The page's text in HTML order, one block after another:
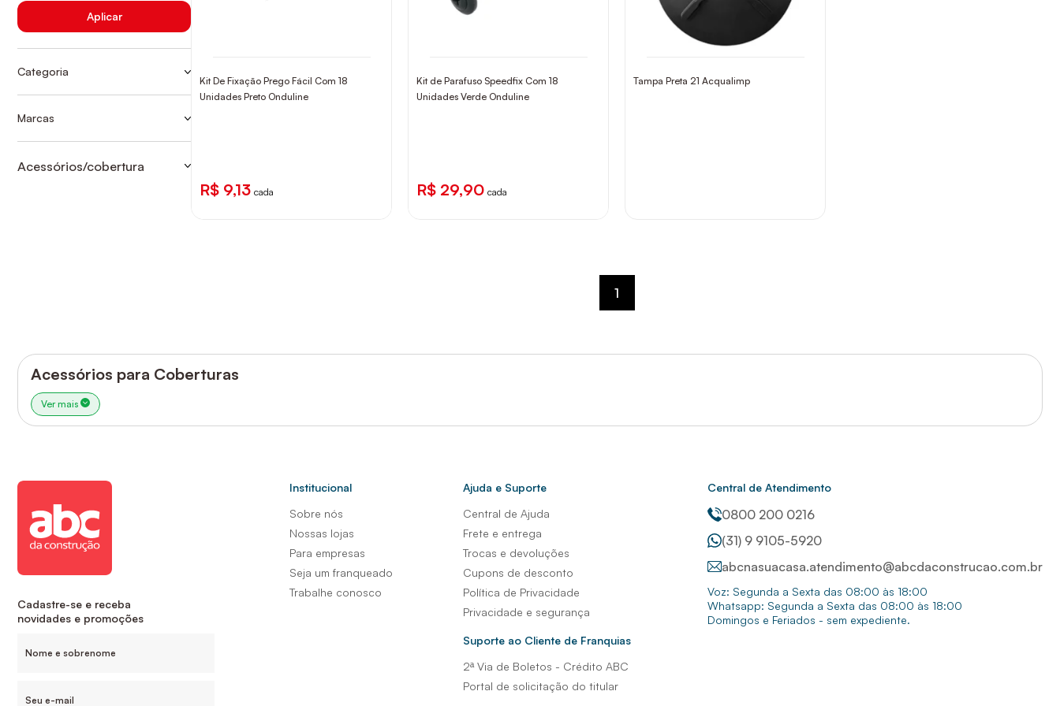
Aplicar
Categoria
Marcas
Acessórios/cobertura
Kit De Fixação Prego Fácil Com 18
Unidades Preto Onduline
R$ 9,13 cada
Kit de Parafuso Speedfix Com 18
Unidades Verde Onduline
R$ 29,90 cada
Tampa Preta 21 Acqualimp
1
Acessórios para Coberturas
Ver mais
Cadastre-se e receba
novidades e promoções
Institucional
Sobre nós
Nossas lojas
Para empresas
Seja um franqueado
Trabalhe conosco
Ajuda e Suporte
Central de Ajuda
Frete e entrega
Trocas e devoluções
Cupons de desconto
Política de Privacidade
Privacidade e segurança
Suporte ao Cliente de Franquias
2ª Via de Boletos - Crédito ABC
Portal de solicitação do titular
Central de Atendimento
0800 200 0216
(31) 9 9105-5920
abcnasuacasa.atendimento@abcdaconstrucao.com.br
Voz: Segunda a Sexta das 08:00 às 18:00
Whatsapp: Segunda a Sexta das 08:00 às 18:00
Domingos e Feriados - sem expediente.